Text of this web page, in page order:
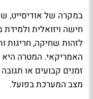
במקרה של אודיסייט,
חישה ויזואלית
לזהות שחיקה,
האמריקאי. המטרה
זמנים קבועים או
מצב המערכת בפועל.